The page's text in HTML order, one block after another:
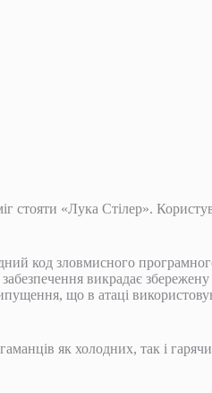
стояти «Лука Стілер».
код зловмисного
викрадає
що в атаці
як холодних, так і